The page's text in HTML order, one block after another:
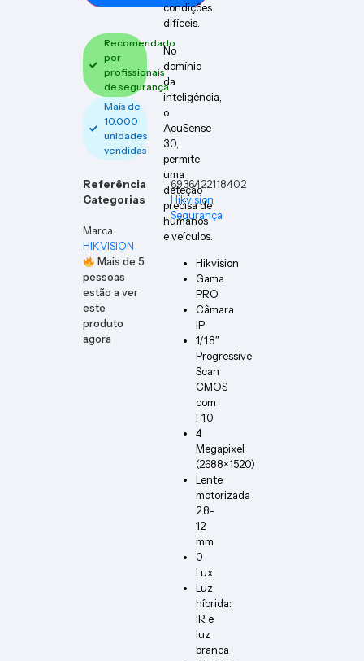
Recomendado
por
profissionais
de segurança
Mais de
10.000
unidades
vendidas
Referência
6936422118402
Categorias
Hikvision,
Segurança
Marca:
HIKVISION
Mais de5
pessoas
estão a ver
este
produto
agora
condições
difíceis.
No
domínio
da
inteligência,
o
AcuSense
3.0,
permite
uma
deteção
precisa de
humanos
e veículos.
Hikvision
Gama
PRO
Câmara
IP
1/1.8″
Progressive
Scan
CMOS
com
F1.0
4
Megapixel
(2688×1520)
Lente
motorizada
2.8-
12
mm
0
Lux
Luz
híbrida:
IR e
luz
branca